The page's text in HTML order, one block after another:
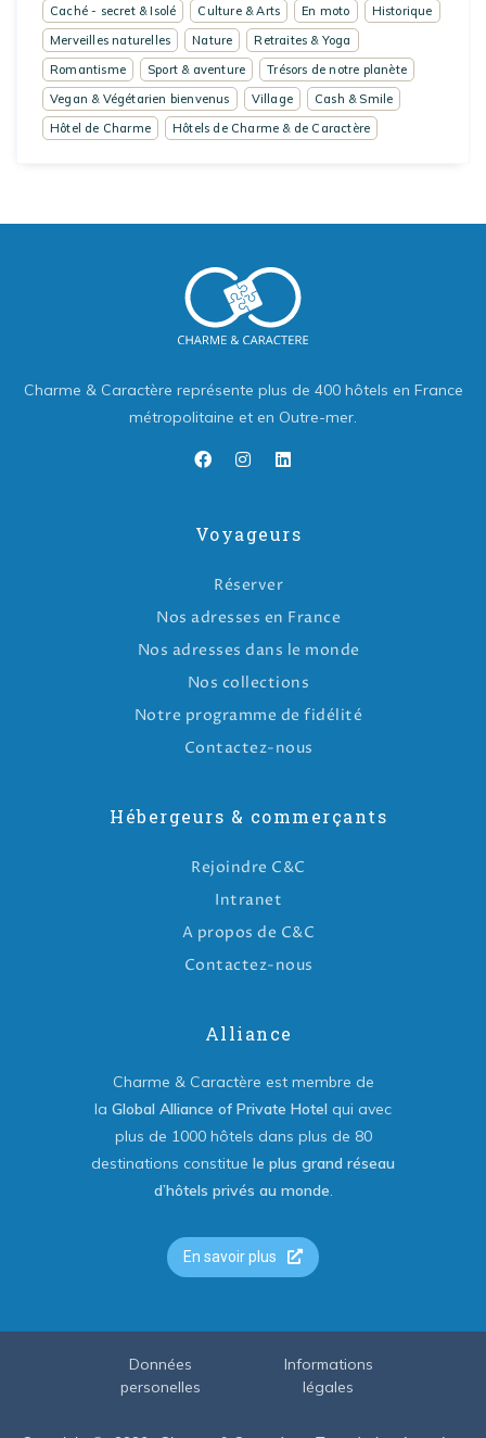
Caché - secret & Isolé Culture & Arts En moto
Historique
Merveilles naturelles
Nature
Retraites & Yoga
Romantisme
Sport & aventure
Trésors de notre planète
Vegan & Végétarien bienvenus
Village
Cash & Smile
Hôtel de Charme
Hôtels de Charme & de Caractère
Charme & Caractère représente plus de 400 hôtels en France
métropolitaine et en Outre-mer.
Voyageurs
Réserver
Nos adresses en France
Nos adresses dans le monde
Nos collections
Notre programme de fidélité
Contactez-nous
Hébergeurs & commerçants
Rejoindre C&C
Intranet
A propos de C&C
Contactez-nous
Alliance
Charme & Caractère est membre de
la Global Alliance of Private Hotel qui avec
plus de 1000 hôtels dans plus de 80
destinations constitue le plus grand réseau
d’hôtels privés au monde.
En savoir plus
Données
personelles
Informations
légales